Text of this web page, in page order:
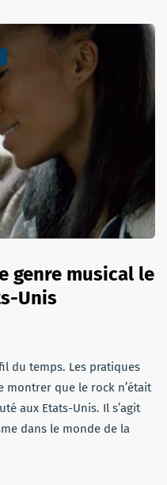
genre musical le
Unis
du temps. Les pratiques
montrer que le rock n’était
aux Etats-Unis. Il s’agit
dans le monde de la